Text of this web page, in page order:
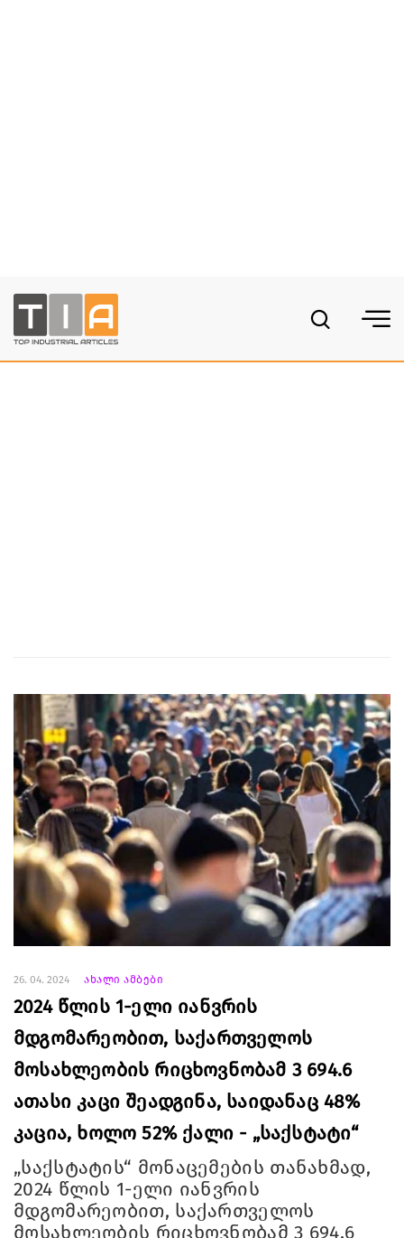
26. 04. 2024 ახალი ამბები
2024 წლის 1-ელი იანვრის
მდგომარეობით, საქართველოს
მოსახლეობის რიცხოვნობამ 3 694.6
ათასი კაცი შეადგინა, საიდანაც 48%
კაცია, ხოლო 52% ქალი - „საქსტატი“
„საქსტატის“ მონაცემების თანახმად,
2024 წლის 1-ელი იანვრის
მდგომარეობით, საქართველოს
მოსახლეობის რიცხოვნობამ 3 694.6